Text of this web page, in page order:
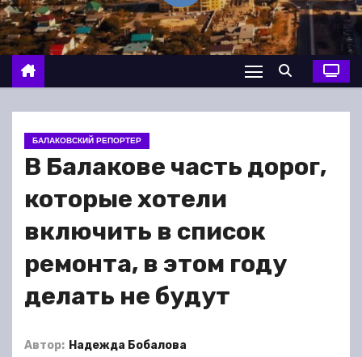
о
м
у
БАЛАКОВСКИЙ РЕПОРТЕР
В Балакове часть дорог,
которые хотели
включить в список
ремонта, в этом году
делать не будут
Автор: Надежда Бобалова